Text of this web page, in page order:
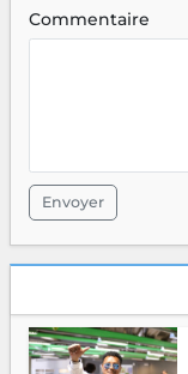
Commentaire
Envoyer